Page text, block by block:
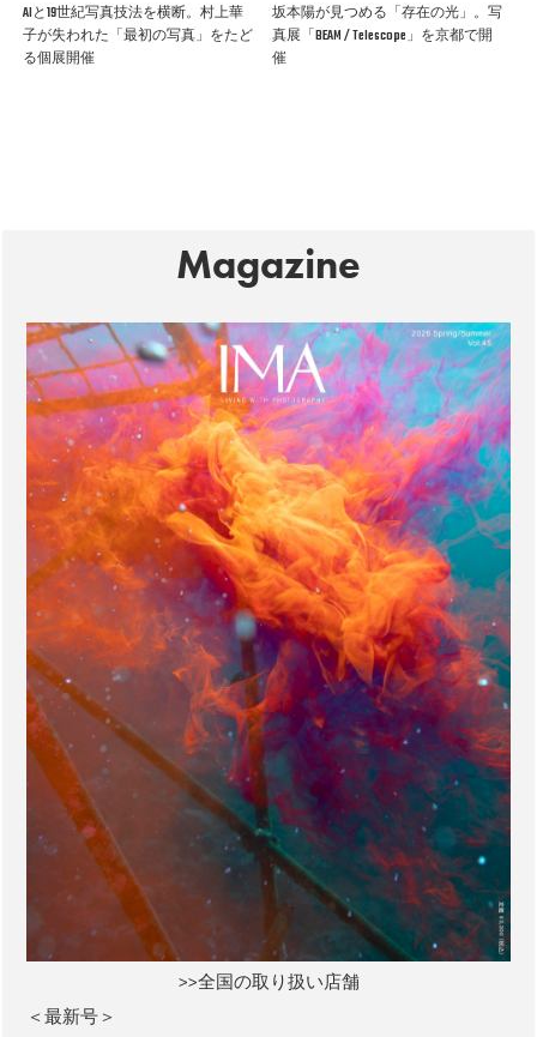
AIと19世紀写真技法を横断。村上華
子が失われた「最初の写真」をたど
る個展開催
坂本陽が見つめる「存在の光」。写
真展「BEAM / Telescope」を京都で開
催
Magazine
>>全国の取り扱い店舗
＜最新号＞